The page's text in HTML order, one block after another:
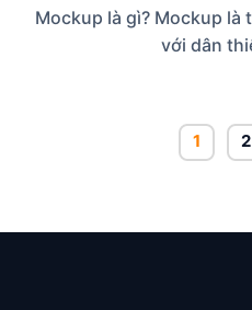
Mockup là gì? Mockup
với dân
1 2